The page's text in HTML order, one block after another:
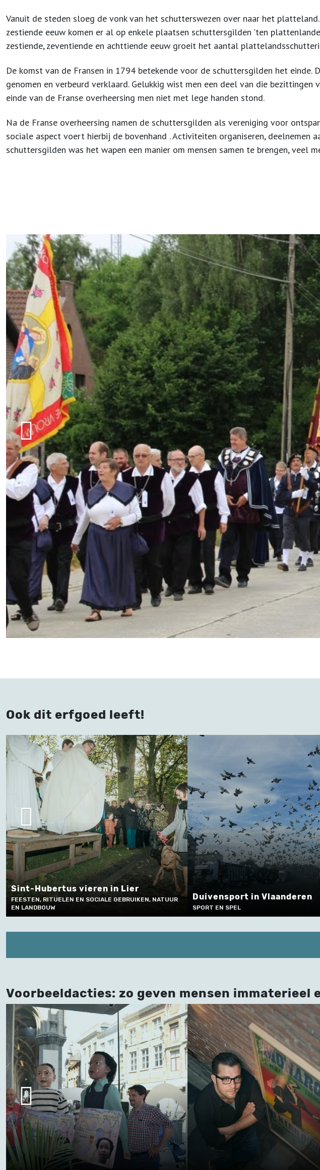
Vanuit de steden sloeg de vonk van het schutterswezen over naar het
zestiende eeuw komen er al op enkele plaatsen schuttersgilden 'ten
zestiende, zeventiende en achttiende eeuw groeit het aantal
De komst van de Fransen in 1794 betekende voor de schuttersgilden het einde.
genomen en verbeurd verklaard. Gelukkig wist men een deel van die
einde van de Franse overheersing men niet met lege handen stond.
Na de Franse overheersing namen de schuttersgilden als vereniging voor
sociale aspect voert hierbij de bovenhand . Activiteiten organiseren, deelnemen
schuttersgilden was het wapen een manier om mensen samen te brengen, veel
Ook dit erfgoed leeft!
Duivensport in Vlaanderen
SPORT EN SPEL
Historisch schermen bij de
FEESTEN, RITUELEN EN SOCIALE
EN SPEL, AMBACHT, VAKMANSCHAP EN
Voorbeeldacties: zo geven mensen immaterieel